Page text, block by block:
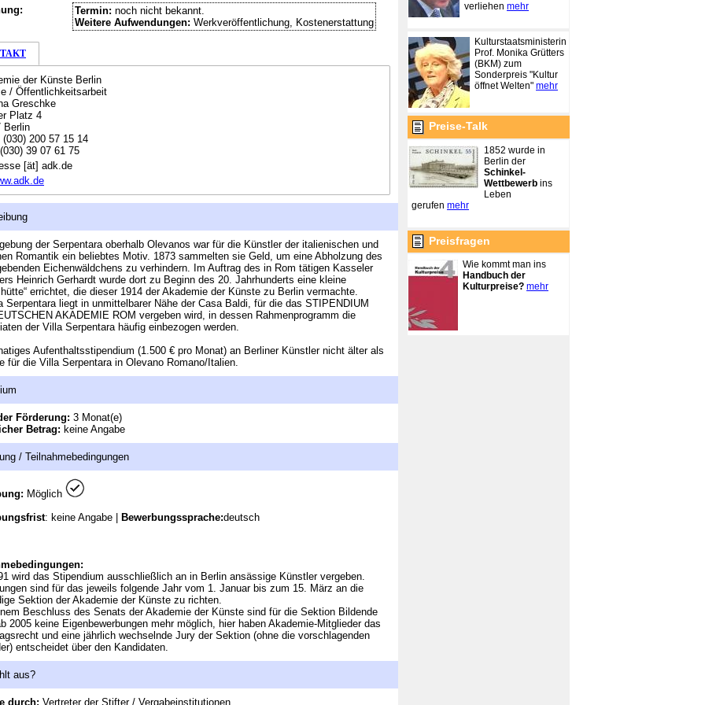
Termin: noch nicht bekannt.
Weitere Aufwendungen: Werkveröffentlichung, Kostenerstattung
der Künste Berlin
/ Öffentlichkeitsarbeit
Greschke
Platz 4
Berlin
(030) 200 57 15 14
(030) 39 07 61 75
[ät] adk.de
der Serpentara oberhalb Olevanos war für die Künstler der italienischen und
Romantik ein beliebtes Motiv. 1873 sammelten sie Geld, um eine Abholzung des
Eichenwäldchens zu verhindern. Im Auftrag des in Rom tätigen Kasseler
Heinrich Gerhardt wurde dort zu Beginn des 20. Jahrhunderts eine kleine
errichtet, die dieser 1914 der Akademie der Künste zu Berlin vermachte.
Serpentara liegt in unmittelbarer Nähe der Casa Baldi, für die das STIPENDIUM
AKADEMIE ROM vergeben wird, in dessen Rahmenprogramm die
der Villa Serpentara häufig einbezogen werden.
Aufenthaltsstipendium (1.500 € pro Monat) an Berliner Künstler nicht älter als
für die Villa Serpentara in Olevano Romano/Italien.
Förderung: 3 Monat(e)
Betrag: keine Angabe
/ Teilnahmebedingungen
Möglich
: keine Angabe | Bewerbungssprache:deutsch
wird das Stipendium ausschließlich an in Berlin ansässige Künstler vergeben.
sind für das jeweils folgende Jahr vom 1. Januar bis zum 15. März an die
Sektion der Akademie der Künste zu richten.
Beschluss des Senats der Akademie der Künste sind für die Sektion Bildende
2005 keine Eigenbewerbungen mehr möglich, hier haben Akademie-Mitglieder das
und eine jährlich wechselnde Jury der Sektion (ohne die vorschlagenden
entscheidet über den Kandidaten.
aus?
durch: Vertreter der Stifter / Vergabeinstitutionen
verliehen mehr
Kulturstaatsministerin
Prof. Monika Grütters
(BKM) zum
Sonderpreis "Kultur
öffnet Welten" mehr
Preise-Talk
1852 wurde in
Berlin der
Schinkel-
Wettbewerb ins
Leben
gerufen mehr
Preisfragen
Wie kommt man ins
Handbuch der
Kulturpreise? mehr